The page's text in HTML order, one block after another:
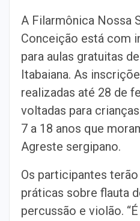
A Filarmônica Nossa
Conceição está com
para aulas gratuitas
Itabaiana. As
realizadas até 28 de
voltadas para
7 a 18 anos que
Agreste sergipano.
Os participantes
práticas sobre flauta
percussão e violão.